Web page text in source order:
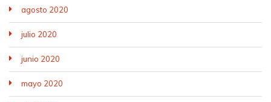
agosto 2020
julio 2020
junio 2020
mayo 2020